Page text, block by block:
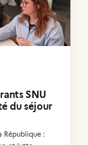
SNU
du séjour
République :